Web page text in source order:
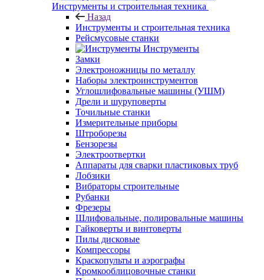
Инструменты и строительная техника
Назад
Инструменты и строительная техника
Рейсмусовые станки
Инструменты
Замки
Электроножницы по металлу
Наборы электроинструментов
Углошлифовальные машины (УШМ)
Дрели и шуруповерты
Точильные станки
Измерительные приборы
Штроборезы
Бензорезы
Электроотвертки
Аппараты для сварки пластиковых труб
Лобзики
Вибраторы строительные
Рубанки
Фрезеры
Шлифовальные, полировальные машины
Гайковерты и винтоверты
Пилы дисковые
Компрессоры
Краскопульты и аэрографы
Кромкооблицовочные станки